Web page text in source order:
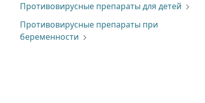
Противовирусные препараты для детей
Противовирусные препараты при
беременности